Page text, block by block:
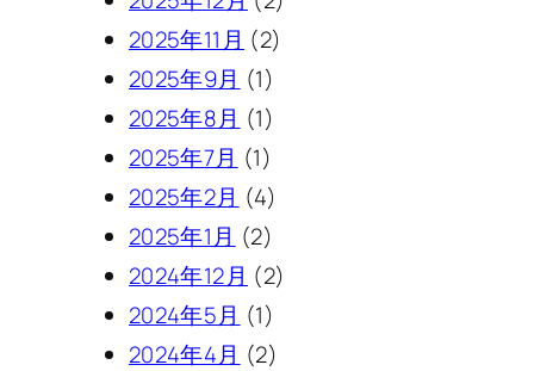
2025年11月 (2)
2025年9月 (1)
2025年8月 (1)
2025年7月 (1)
2025年2月 (4)
2025年1月 (2)
2024年12月 (2)
2024年5月 (1)
2024年4月 (2)